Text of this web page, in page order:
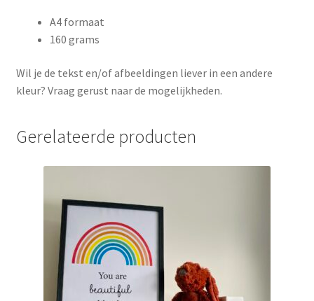
A4 formaat
160 grams
Wil je de tekst en/of afbeeldingen liever in een andere
kleur? Vraag gerust naar de mogelijkheden.
Gerelateerde producten